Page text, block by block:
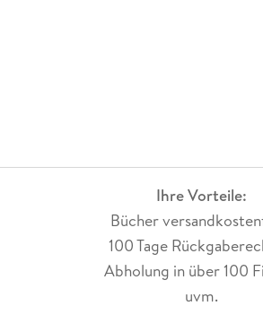
Ihre Vorteile:
Bücher
100 Tage
Abholung in über 100
uvm.